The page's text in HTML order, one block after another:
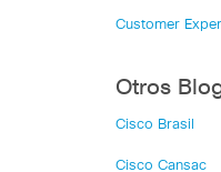
Customer
Otros
Cisco Brasil
Cisco Cansac